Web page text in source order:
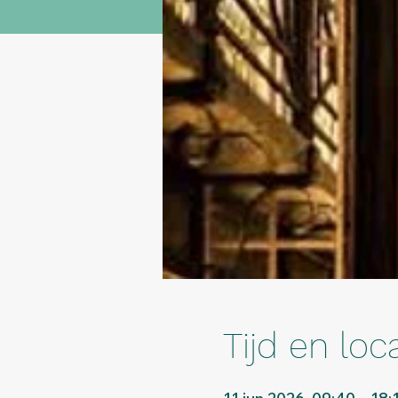
Tijd en